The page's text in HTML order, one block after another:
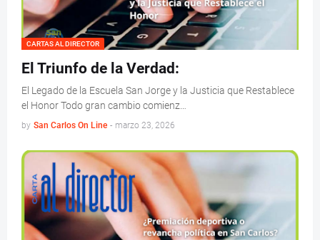
CARTAS AL DIRECTOR
El Triunfo de la Verdad:
El Legado de la Escuela San Jorge y la Justicia que Restablece
el Honor Todo gran cambio comienz…
by San Carlos On Line - marzo 23, 2026